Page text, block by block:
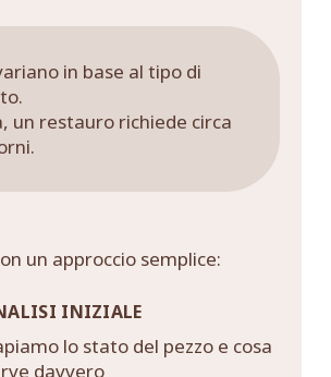
in base al tipo di
un restauro richiede circa
un approccio semplice:
INIZIALE
lo stato del pezzo e cosa
davvero